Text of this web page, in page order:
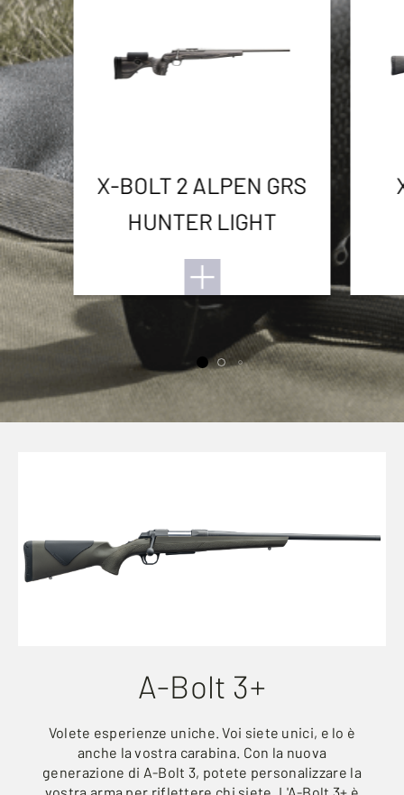
X-BOLT 2 ALPEN GRS
HUNTER LIGHT
A-Bolt 3+
Volete esperienze uniche. Voi siete unici, e lo è
anche la vostra carabina. Con la nuova
generazione di A-Bolt 3, potete personalizzare la